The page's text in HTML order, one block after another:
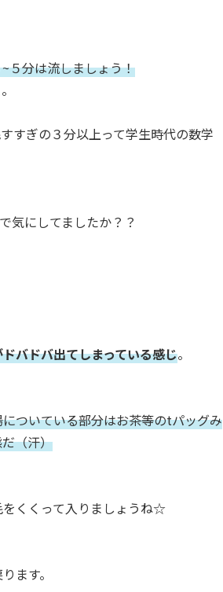
５分は流しましょう！
すぎの３分以上って学生時代の数学
気にしてましたか？？
バドバ出てしまっている感じ。
ついている部分はお茶等のtパッグみ
（汗）
くくって入りましょうね☆
ます。